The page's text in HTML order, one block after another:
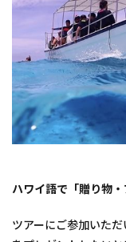
ハワイ語で「贈り物
ツアーにご参加いた